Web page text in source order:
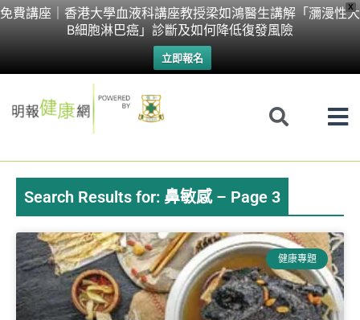
X
免費講座｜香港大學血液科講座教授梁如鴻醫生講解「瀰漫性大
B細胞淋巴癌」診斷及如何降低復發風險
立即報名
Skip
Search Results for: 鼻敏感 – Page 3
健康專題
PagePagePagePagePage Page